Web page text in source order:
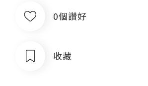
0個讚好
收藏